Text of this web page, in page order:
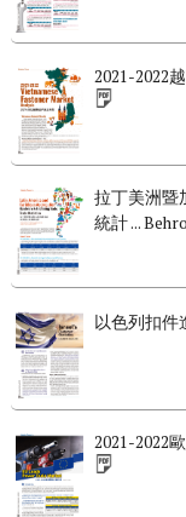
2021-2022
拉丁美洲暨
統計 ...
以色列扣件
2021-2022